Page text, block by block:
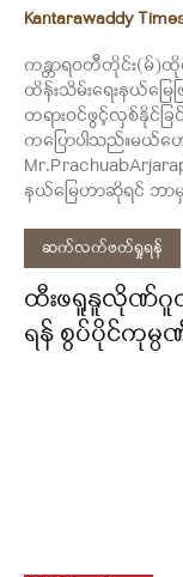
Kantarawaddy
ကန္တာရဝတီတိုင်း(မ်)
ထိန်းသိမ်းရေးနယ်မ
တရားဝင်ဖွင့်လှစ်နိုင်ခ
ကပြောပါသည်။မယ်ဟ
နယ်မြေဟာဆိုရင် ဘာ
ဆက်လက်ဖတ်ရှုရန်
ထီးဖရူနူလိုဏ်ဂူ
ရန် စွပ်ပိုင်ကုမ္ပ